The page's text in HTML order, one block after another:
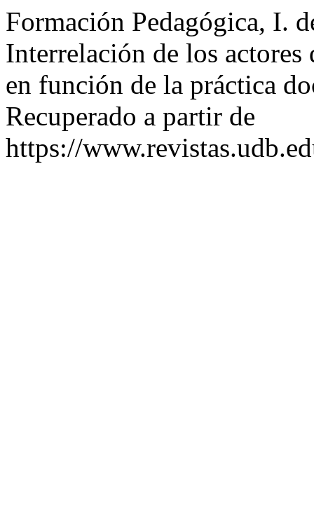
Formación Pedagógica, I.
Interrelación de los
en función de la práctica
Recuperado a partir de
https://